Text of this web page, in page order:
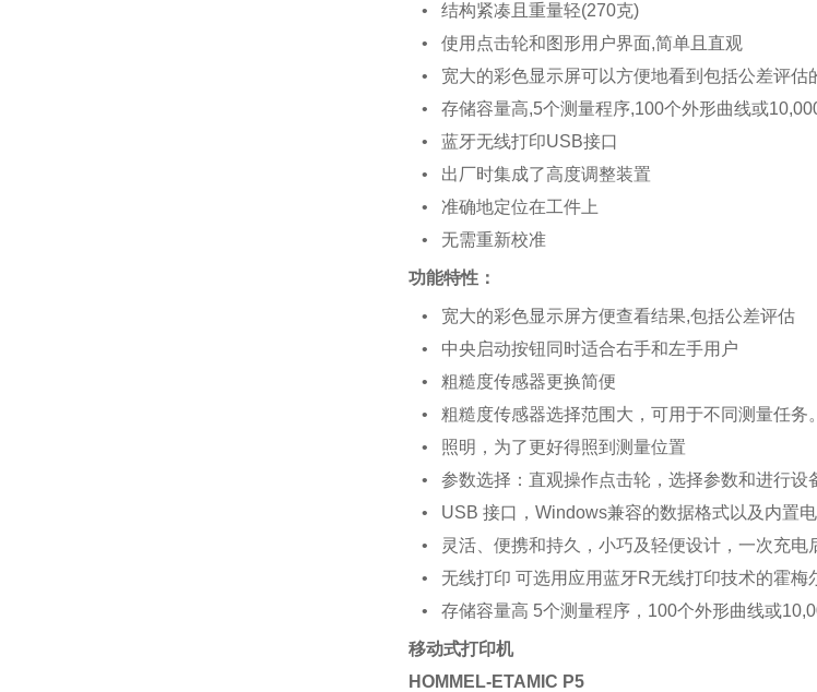
• 结构紧凑且重量轻(270克)
• 使用点击轮和图形用户界面,简单且直观
• 宽大的彩色显示屏可以方便地看到包括公差评估
• 存储容量高,5个测量程序,100个外形曲线或
• 蓝牙无线打印USB接口
• 出厂时集成了高度调整装置
• 准确地定位在工件上
• 无需重新校准
功能特性：
• 宽大的彩色显示屏方便查看结果,包括公差评估
• 中央启动按钮同时适合右手和左手用户
• 粗糙度传感器更换简便
• 粗糙度传感器选择范围大，可用于不同测量任务。
• 照明，为了更好得照到测量位置
• 参数选择：直观操作点击轮，选择参数和进行设
• USB 接口，Windows兼容的数据格式以及内置
• 灵活、便携和持久，小巧及轻便设计，一次充电
• 无线打印 可选用应用蓝牙R无线打印技术的霍梅
• 存储容量高 5个测量程序，100个外形曲线或
移动式打印机
HOMMEL-ETAMIC P5